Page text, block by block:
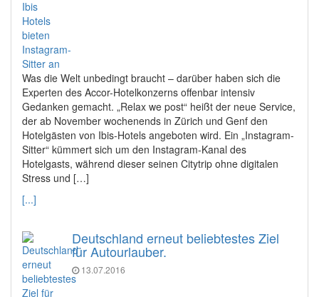
Was die Welt unbedingt braucht – darüber haben sich die
Experten des Accor-Hotelkonzerns offenbar intensiv
Gedanken gemacht. „Relax we post“ heißt der neue Service,
der ab November wochenends in Zürich und Genf den
Hotelgästen von Ibis-Hotels angeboten wird. Ein „Instagram-
Sitter“ kümmert sich um den Instagram-Kanal des
Hotelgasts, während dieser seinen Citytrip ohne digitalen
Stress und […]
[...]
Deutschland erneut beliebtestes Ziel
für Autourlauber.
13.07.2016